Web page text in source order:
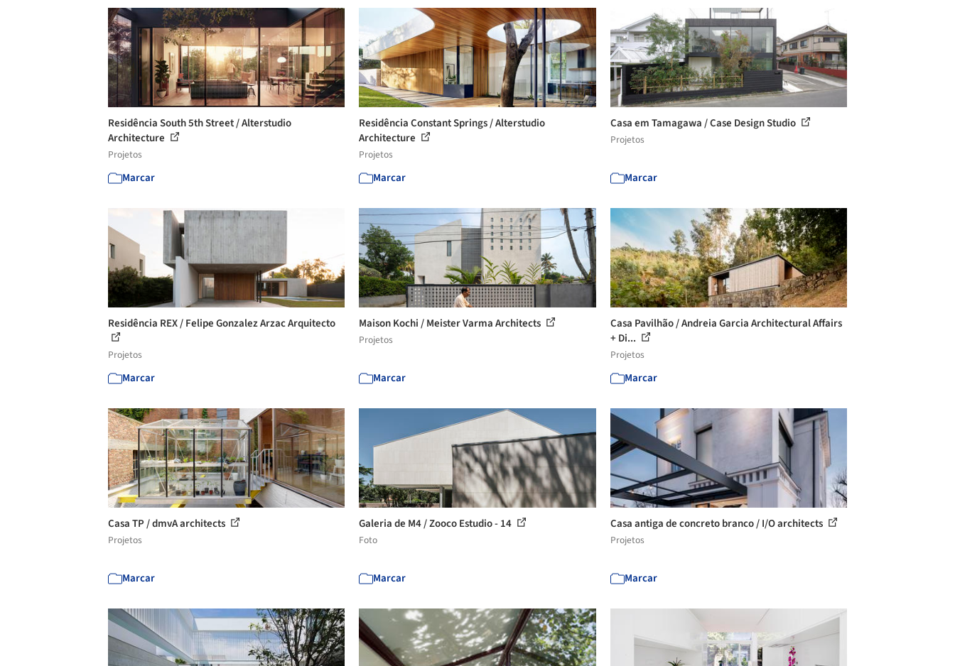
Residência South 5th Street / Alterstudio
Architecture
Projetos
Marcar
Residência Constant Springs / Alterstudio
Architecture
Projetos
Marcar
Casa em Tamagawa / Case Design Studio
Projetos
Marcar
Residência REX / Felipe Gonzalez Arzac Arquitecto
Projetos
Marcar
Maison Kochi / Meister Varma Architects
Projetos
Marcar
Casa Pavilhão / Andreia Garcia Architectural Affairs
+ Di...
Projetos
Marcar
Casa TP / dmvA architects
Projetos
Marcar
Galeria de M4 / Zooco Estudio - 14
Foto
Marcar
Casa antiga de concreto branco / I/O architects
Projetos
Marcar